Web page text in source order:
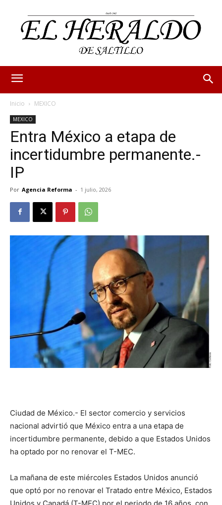
Inicio MEXICO
MEXICO
Entra México a etapa de
incertidumbre permanente.-
IP
Por Agencia Reforma - 1 julio, 2026
Ciudad de México.- El sector comercio y servicios
nacional advirtió que México entra a una etapa de
incertidumbre permanente, debido a que Estados Unidos
ha optado por no renovar el T-MEC.
La mañana de este miércoles Estados Unidos anunció
que optó por no renovar el Tratado entre México, Estados